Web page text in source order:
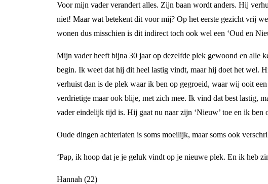
Voor mijn vader verandert alles. Zijn baan wordt anders. Hij
niet! Maar wat betekent dit voor mij? Op het eerste gezicht vrij
wonen dus misschien is dit indirect toch ook wel een ‘Oud en
Mijn vader heeft bijna 30 jaar op dezelfde plek gewoond en alle
begin. Ik weet dat hij dit heel lastig vindt, maar hij doet het wel.
verhuist dan is de plek waar ik ben op gegroeid, waar wij ooit
verdrietige maar ook blije, met zich mee. Ik vind dat best lastig,
vader eindelijk tijd is. Hij gaat nu naar zijn ‘Nieuw’ toe en ik ben
Oude dingen achterlaten is soms moeilijk, maar soms ook
‘Pap, ik hoop dat je je geluk vindt op je nieuwe plek. En ik heb
Hannah (22)